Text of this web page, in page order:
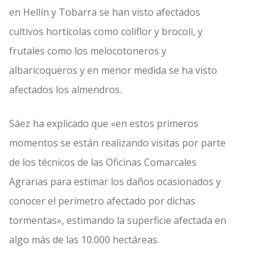
en Hellín y Tobarra se han visto afectados
cultivos hortícolas como coliflor y brocoli, y
frutales como los melocotoneros y
albaricoqueros y en menor medida se ha visto
afectados los almendros.
Sáez ha explicado que «en estos primeros
momentos se están realizando visitas por parte
de los técnicos de las Oficinas Comarcales
Agrarias para estimar los daños ocasionados y
conocer el perímetro afectado por dichas
tormentas», estimando la superficie afectada en
algo más de las 10.000 hectáreas.